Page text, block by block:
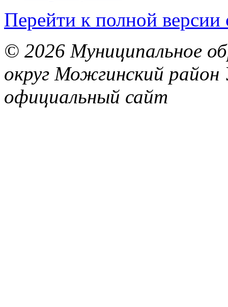
Перейти к полной версии
© 2026 Муниципальное
округ Можгинский район
официальный сайт